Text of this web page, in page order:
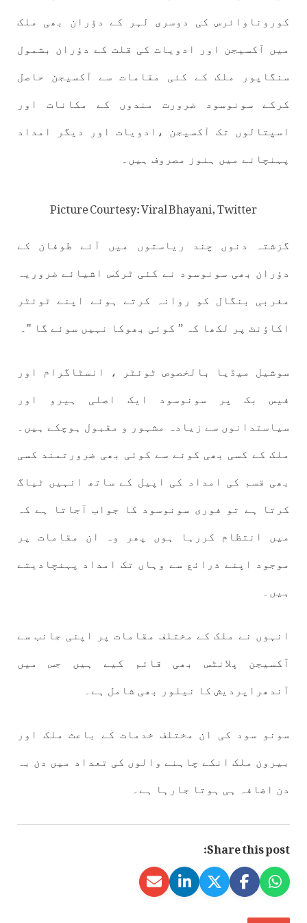
کوروناوائرس کی دوسری لہر کے دؤران بھی ملک
میں آکسیجن اور ادویات کی قلت کے دؤران بشمول
سنگاپور ملک کے کئی مقامات سے آکسیجن حاصل
کرکے سونوسود ضرورت مندوں کے مکانات اور
اسپتالوں تک آکسیجن ،ادویات اور دیگر امداد
پہنچانے میں ہنوز مصروف ہیں۔
Picture Courtesy: Viral Bhayani, Twitter
گزشتہ دنوں چند ریاستوں میں آئے طوفان کے
دؤران بھی سونوسود نے کئی ٹرکس اشیائے ضروریہ
مغربی بنگال کو روانہ کرتے ہوئے اپنے ٹوئٹر
اکاؤنٹ پر لکھا کہ ” کوئی بھوکا نہیں سوئے گا "۔
سوشیل میڈیا بالخصوص ٹوئٹر ، انسٹاگرام اور
فیس بک پر سونوسود ایک اصلی ہیرو اور
سیاستدانوں سے زیادہ مشہور و مقبول ہوچکے ہیں۔
ملک کے کسی بھی کونے سے کوئی بھی ضرورتمند کسی
بھی قسم کی امداد کی اپیل کے ساتھ انہیں ٹیاگ
کرتا ہے تو فوری سونوسود کا جواب آجاتا ہے کہ
میں انتظام کررہا ہوں پھر وہ ان مقامات پر
موجود اپنے ذرائع سے وہاں تک امداد پہنچادیتے
ہیں۔
انہوں نے ملک کے مختلف مقامات پر اپنی جانب سے
آکسیجن پلانٹس بھی قائم کیے ہیں جس میں
آندھراپردیش کا نیلور بھی شامل ہے۔
سونو سود کی ان مختلف خدمات کے باعث ملک اور
بیرون ملک انکے چاہنے والوں کی تعداد میں دن بہ
دن اضافہ ہی ہوتا جارہا ہے۔
Share this post: